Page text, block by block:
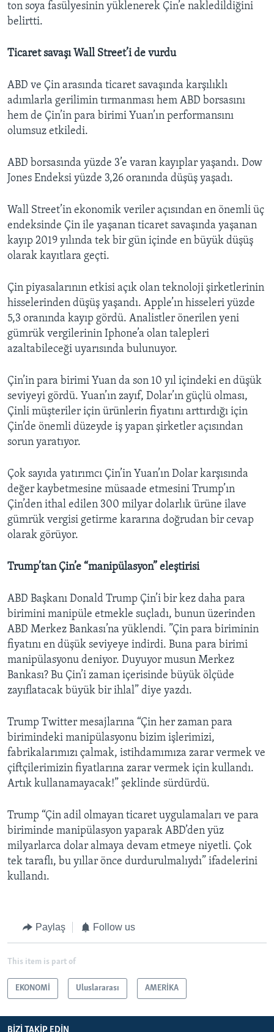
ton soya fasülyesinin yüklenerek Çin’e nakledildiğini
belirtti.
Ticaret savaşı Wall Street’i de vurdu
ABD ve Çin arasında ticaret savaşında karşılıklı
adımlarla gerilimin tırmanması hem ABD borsasını
hem de Çin’in para birimi Yuan’ın performansını
olumsuz etkiledi.
ABD borsasında yüzde 3’e varan kayıplar yaşandı. Dow
Jones Endeksi yüzde 3,26 oranında düşüş yaşadı.
Wall Street’in ekonomik veriler açısından en önemli üç
endeksinde Çin ile yaşanan ticaret savaşında yaşanan
kayıp 2019 yılında tek bir gün içinde en büyük düşüş
olarak kayıtlara geçti.
Çin piyasalarının etkisi açık olan teknoloji şirketlerinin
hisselerinden düşüş yaşandı. Apple’ın hisseleri yüzde
5,3 oranında kayıp gördü. Analistler önerilen yeni
gümrük vergilerinin Iphone’a olan talepleri
azaltabileceği uyarısında bulunuyor.
Çin’in para birimi Yuan da son 10 yıl içindeki en düşük
seviyeyi gördü. Yuan’ın zayıf, Dolar’ın güçlü olması,
Çinli müşteriler için ürünlerin fiyatını arttırdığı için
Çin’de önemli düzeyde iş yapan şirketler açısından
sorun yaratıyor.
Çok sayıda yatırımcı Çin’in Yuan’ın Dolar karşısında
değer kaybetmesine müsaade etmesini Trump’ın
Çin’den ithal edilen 300 milyar dolarlık ürüne ilave
gümrük vergisi getirme kararına doğrudan bir cevap
olarak görüyor.
Trump’tan Çin’e “manipülasyon” eleştirisi
ABD Başkanı Donald Trump Çin’i bir kez daha para
birimini manipüle etmekle suçladı, bunun üzerinden
ABD Merkez Bankası’na yüklendi. ”Çin para biriminin
fiyatını en düşük seviyeye indirdi. Buna para birimi
manipülasyonu deniyor. Duyuyor musun Merkez
Bankası? Bu Çin’i zaman içerisinde büyük ölçüde
zayıflatacak büyük bir ihlal” diye yazdı.
Trump Twitter mesajlarına “Çin her zaman para
birimindeki manipülasyonu bizim işlerimizi,
fabrikalarımızı çalmak, istihdamımıza zarar vermek ve
çiftçilerimizin fiyatlarına zarar vermek için kullandı.
Artık kullanamayacak!” şeklinde sürdürdü.
Trump “Çin adil olmayan ticaret uygulamaları ve para
biriminde manipülasyon yaparak ABD’den yüz
milyarlarca dolar almaya devam etmeye niyetli. Çok
tek taraflı, bu yıllar önce durdurulmalıydı” ifadelerini
kullandı.
Paylaş Follow us
This item is part of
EKONOMİ Uluslararası AMERİKA